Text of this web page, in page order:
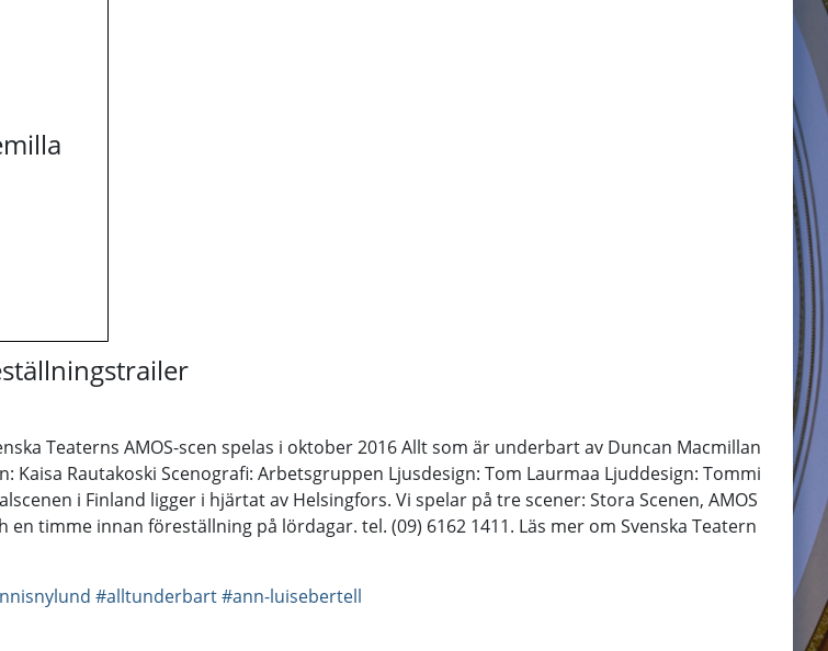
Teaterns AMOS-scen spelas i oktober 2016 Allt som är underbart av Duncan Macmillan
Rautakoski Scenografi: Arbetsgruppen Ljusdesign: Tom Laurmaa Ljuddesign: Tommi
i Finland ligger i hjärtat av Helsingfors. Vi spelar på tre scener: Stora Scenen, AMOS
timme innan föreställning på lördagar. tel. (09) 6162 1411. Läs mer om Svenska Teatern
#alltunderbart#ann-luisebertell